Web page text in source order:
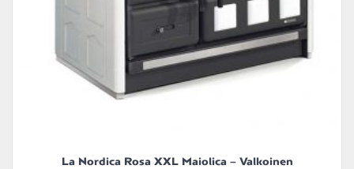
La Nordica Rosa XXL Maiolica – Valkoinen